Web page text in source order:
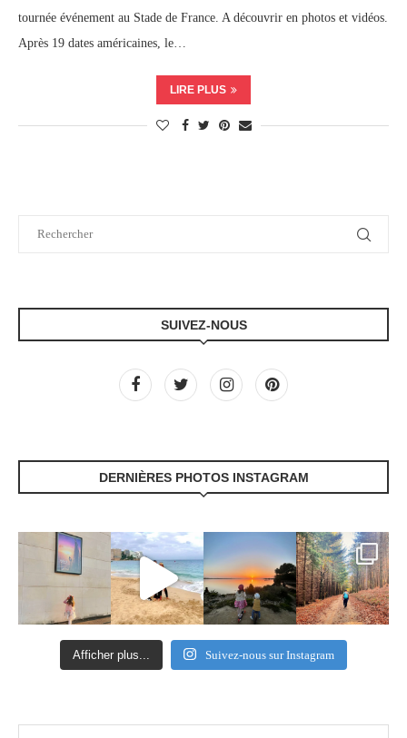
tournée événement au Stade de France. A découvrir en photos et vidéos.
Après 19 dates américaines, le…
LIRE PLUS
SUIVEZ-NOUS
DERNIÈRES PHOTOS INSTAGRAM
Afficher plus... Suivez-nous sur Instagram